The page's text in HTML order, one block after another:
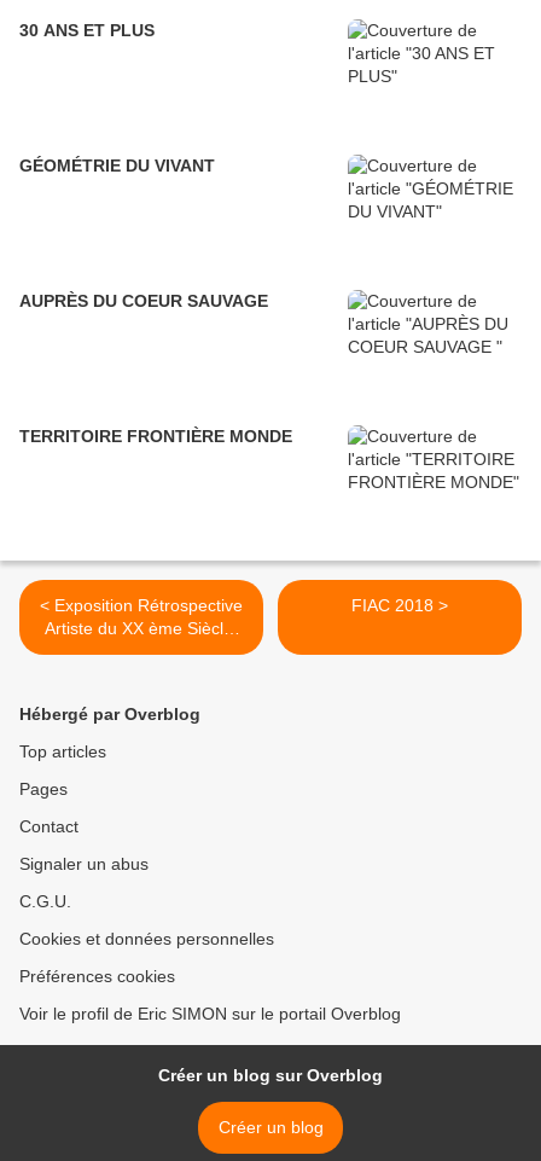
30 ANS ET PLUS
GÉOMÉTRIE DU VIVANT
AUPRÈS DU COEUR SAUVAGE
TERRITOIRE FRONTIÈRE MONDE
< Exposition Rétrospective
Artiste du XX ème Siècle:
Miró
FIAC 2018 >
Hébergé par Overblog
Top articles
Pages
Contact
Signaler un abus
C.G.U.
Cookies et données personnelles
Préférences cookies
Voir le profil de Eric SIMON sur le portail Overblog
Créer un blog sur Overblog
Créer un blog